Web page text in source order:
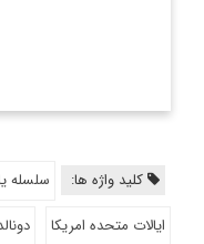
کلید واژه ها:
سلسله
ایالات متحده امریکا